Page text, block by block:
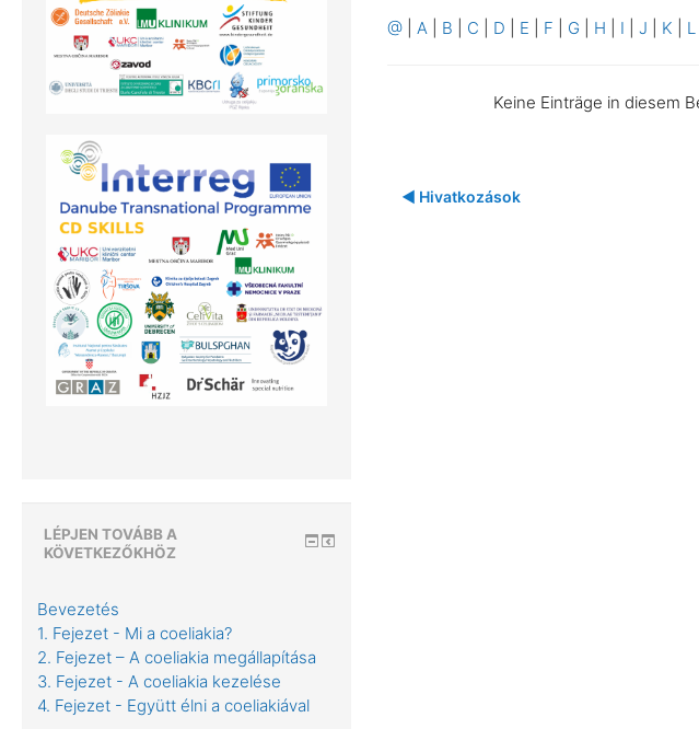
@ |A B C D E F G H I |J K L
Keine Einträge in diesem
◀︎ Hivatkozások
LÉPJEN TOVÁBB A
KÖVETKEZŐKHÖZ
Bevezetés
1. Fejezet - Mi a coeliakia?
2. Fejezet – A coeliakia megállapítása
3. Fejezet - A coeliakia kezelése
4. Fejezet - Együtt élni a coeliakiával